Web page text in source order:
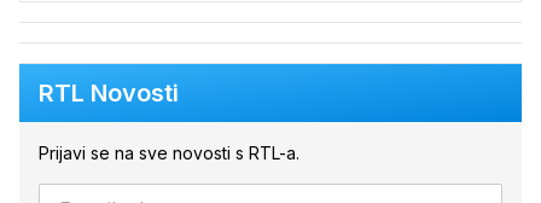
RTL Novosti
Prijavi se na sve novosti s RTL-a.